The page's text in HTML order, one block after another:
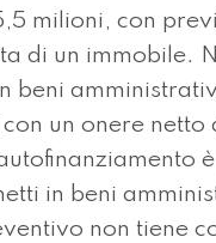
milioni, con
di un immobile.
beni
un onere
in beni
non tiene